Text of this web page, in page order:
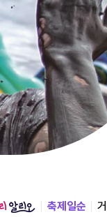
축제일순